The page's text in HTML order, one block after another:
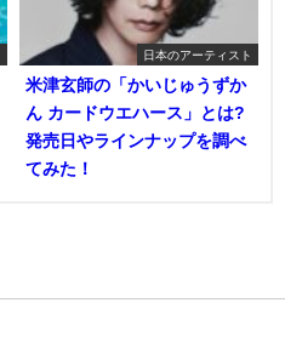
日本のアーティスト
米津玄師の「かいじゅうずか
ん カードウエハース」とは?
発売日やラインナップを調べ
てみた！